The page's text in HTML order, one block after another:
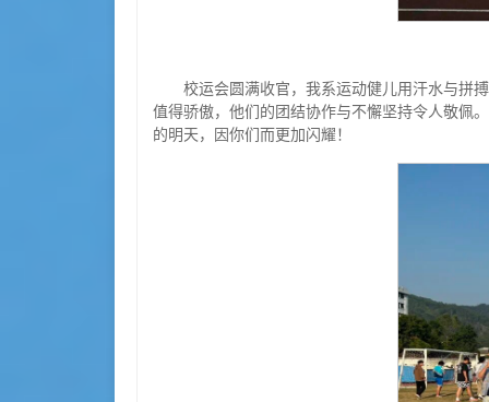
校运会圆满收官，我系运动健儿用汗水与拼
值得骄傲，他们的团结协作与不懈坚持令人敬佩
的明天，因你们而更加闪耀！